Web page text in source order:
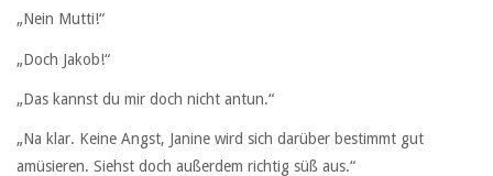
„Nein Mutti!“
„Doch Jakob!“
„Das kannst du mir doch nicht antun.“
„Na klar. Keine Angst, Janine wird sich darüber bestimmt gut
amüsieren. Siehst doch außerdem richtig süß aus.“